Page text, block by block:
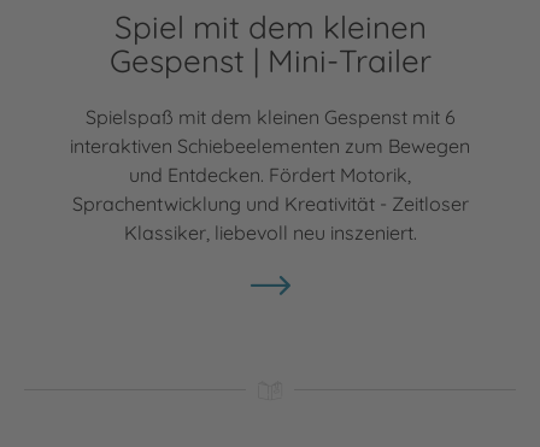
Spiel mit dem kleinen
Gespenst | Mini-Trailer
Spielspaß mit dem kleinen Gespenst mit 6
interaktiven Schiebeelementen zum Bewegen
und Entdecken. Fördert Motorik,
Sprachentwicklung und Kreativität - Zeitloser
Klassiker, liebevoll neu inszeniert.